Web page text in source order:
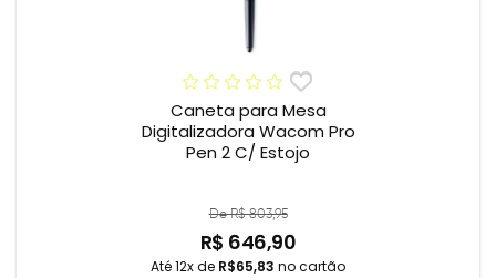
Caneta para Mesa
Digitalizadora Wacom Pro
Pen 2 C/ Estojo
De R$ 803,95
R$ 646,90
Até 12x de R$65,83 no cartão